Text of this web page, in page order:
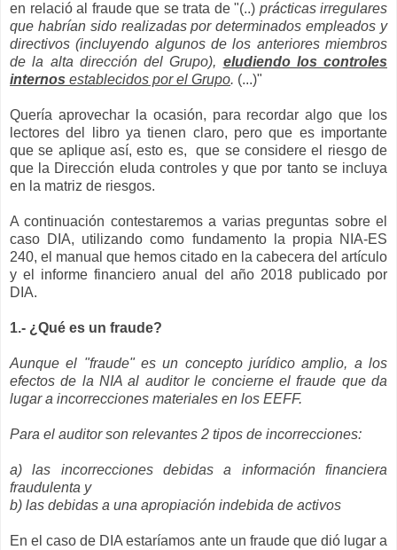
en relació al fraude que se trata de "(..) prácticas irregulares
que habrían sido realizadas por determinados empleados y
directivos (incluyendo algunos de los anteriores miembros
de la alta dirección del Grupo), eludiendo los controles
internos establecidos por el Grupo. (...)"
Quería aprovechar la ocasión, para recordar algo que los
lectores del libro ya tienen claro, pero que es importante
que se aplique así, esto es, que se considere el riesgo de
que la Dirección eluda controles y que por tanto se incluya
en la matriz de riesgos.
A continuación contestaremos a varias preguntas sobre el
caso DIA, utilizando como fundamento la propia NIA-ES
240, el manual que hemos citado en la cabecera del artículo
y el informe financiero anual del año 2018 publicado por
DIA.
1.- ¿Qué es un fraude?
Aunque el "fraude" es un concepto jurídico amplio, a los
efectos de la NIA al auditor le concierne el fraude que da
lugar a incorrecciones materiales en los EEFF.
Para el auditor son relevantes 2 tipos de incorrecciones:
a) las incorrecciones debidas a información financiera
fraudulenta y
b) las debidas a una apropiación indebida de activos
En el caso de DIA estaríamos ante un fraude que dió lugar a